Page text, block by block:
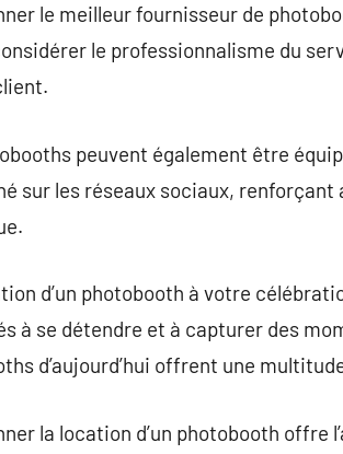
le meilleur fournisseur de
le professionnalisme du
peuvent également être
sur les réseaux sociaux,
d’un photobooth à votre
à se détendre et à capturer des
d’aujourd’hui offrent une
la location d’un photobooth offre